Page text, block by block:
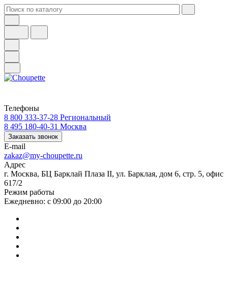
Телефоны
8 800 333-37-28 Региональный
8 495 180-40-31 Москва
Заказать звонок
E-mail
zakaz@my-choupette.ru
Адрес
г. Москва, БЦ Барклай Плаза II, ул. Барклая, дом 6, стр. 5, офис
617/2
Режим работы
Ежедневно: с 09:00 до 20:00